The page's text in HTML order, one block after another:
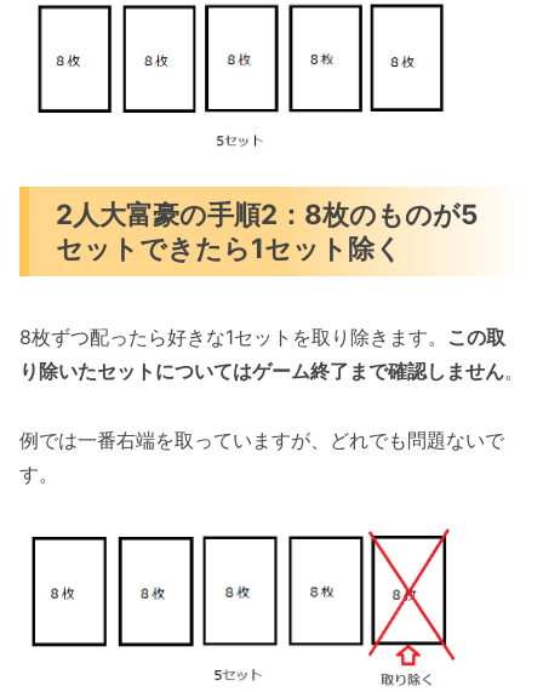
2人大富豪の手順2：8枚のものが5
セットできたら1セット除く
8枚ずつ配ったら好きな1セットを取り除きます。 この取
り除いたセットについてはゲーム終了まで確認しません。
例では一番右端を取っていますが、どれでも問題ないで
す。